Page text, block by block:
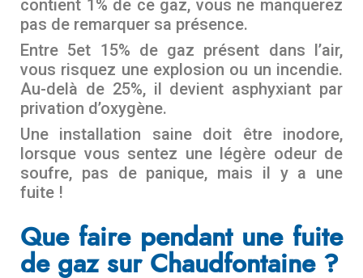
contient 1% de ce gaz, vous ne manquerez
pas de remarquer sa présence.
Entre 5et 15% de gaz présent dans l’air,
vous risquez une explosion ou un incendie.
Au-delà de 25%, il devient asphyxiant par
privation d’oxygène.
Une installation saine doit être inodore,
lorsque vous sentez une légère odeur de
soufre, pas de panique, mais il y a une
fuite !
Que faire pendant une fuite
de gaz sur Chaudfontaine ?